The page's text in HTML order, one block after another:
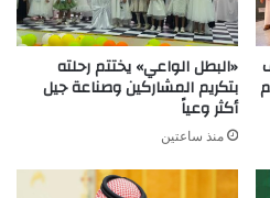
«البطل الواعي» يختتم رحلته
بتكريم المشاركين وصناعة جيل
أكثر وعياً
منذ ساعتين